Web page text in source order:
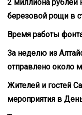
2 миллиона рублей
березовой рощи в
Время работы
За неделю из
отправлено около
Жителей и гостей
мероприятия в